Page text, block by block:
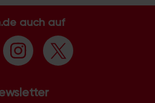
auch auf